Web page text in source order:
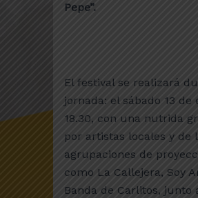
Pepe”.
El festival se realizará
jornada: el sábado 13 de
18.30, con una nutrida
por artistas locales y de
agrupaciones de
como La Callejera, Soy
Banda de Carlitos, junto